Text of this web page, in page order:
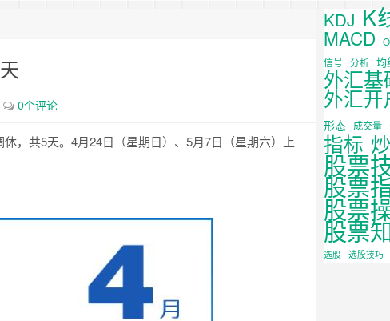
0个评论
，共5天。4月24日（星期日）、5月7日（星期六）上
KDJ K
MACD
信号 分析 均
外汇基
外汇开
形态 成交量
指标
股票
股票
股票
股票
选股
选股技巧